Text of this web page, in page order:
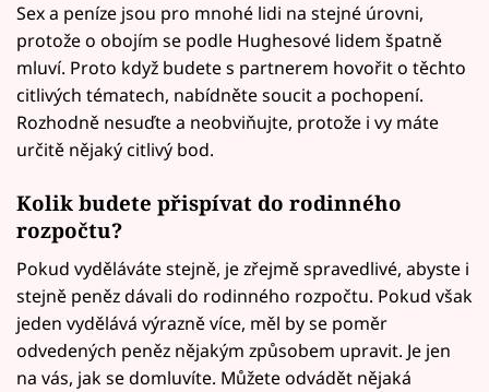
Sex a peníze jsou pro mnohé lidi na stejné úrovni,
protože o obojím se podle Hughesové lidem špatně
mluví. Proto když budete s partnerem hovořit o těchto
citlivých tématech, nabídněte soucit a pochopení.
Rozhodně nesuďte a neobviňujte, protože i vy máte
určitě nějaký citlivý bod.
Kolik budete přispívat do rodinného
rozpočtu?
Pokud vyděláváte stejně, je zřejmě spravedlivé, abyste i
stejně peněz dávali do rodinného rozpočtu. Pokud však
jeden vydělává výrazně více, měl by se poměr
odvedených peněz nějakým způsobem upravit. Je jen
na vás, jak se domluvíte. Můžete odvádět nějaká